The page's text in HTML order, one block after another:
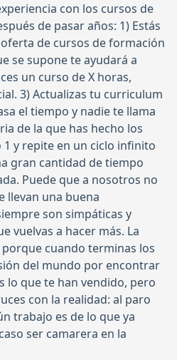
con los cursos de
de pasar años: 1) Estás
de cursos de formación
se supone te ayudará a
un curso de X horas,
3) Actualizas tu curriculum
el tiempo y nadie te llama
de la que has hecho los
1 y repite en un ciclo infinito
gran cantidad de tiempo
Puede que a nosotros no
llevan una buena
son simpáticas y
vuelvas a hacer más. La
cuando terminas los
del mundo por encontrar
lo que te han vendido, pero
con la realidad: al paro
trabajo es de lo que ya
ser camarera en la